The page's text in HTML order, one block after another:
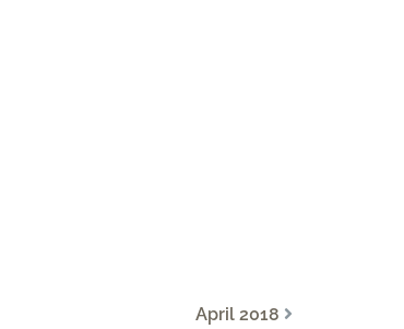
April 2018